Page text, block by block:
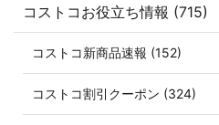
コストコお役立ち情報 (715)
コストコ新商品速報 (152)
コストコ割引クーポン (324)